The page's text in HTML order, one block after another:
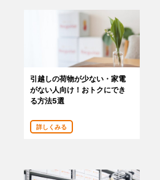
引越しの荷物が少ない・家電
がない人向け！おトクにでき
る方法5選
詳しくみる